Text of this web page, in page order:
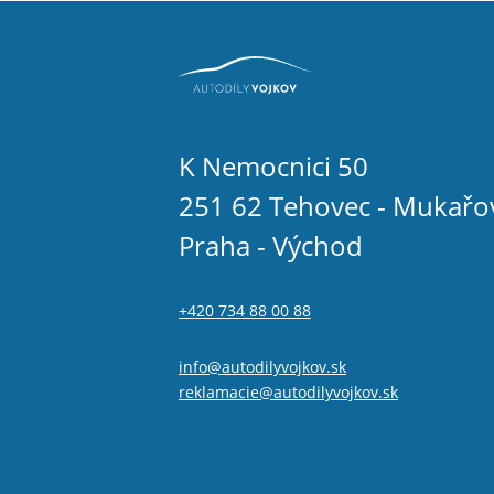
K Nemocnici 50
251 62 Tehovec -
Praha - Východ
+420 734 88 00 88
info@autodilyvojkov.sk
reklamacie@autodilyvojkov.sk